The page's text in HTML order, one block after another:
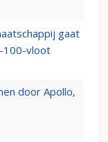
gaat
100-vloot
door Apollo,